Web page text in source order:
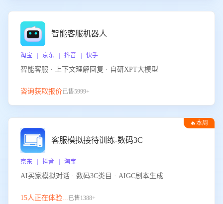
智能客服机器人
淘宝 | 京东 | 抖音 | 快手
智能客服 · 上下文理解回复 · 自研XPT大模型
咨询获取报价已售5999+
🔥本周
客服模拟接待训练-数码3C
京东 | 抖音 | 淘宝
AI买家模拟对话 · 数码3C类目 · AIGC剧本生成
15人正在体验...已售1388+